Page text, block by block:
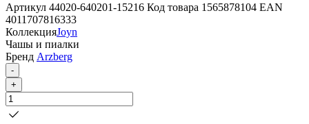
Артикул 44020-640201-15216 Код товара 1565878104 EAN
4011707816333
КоллекцияJoyn
Чашы и пиалки
Бренд Arzberg
-
+